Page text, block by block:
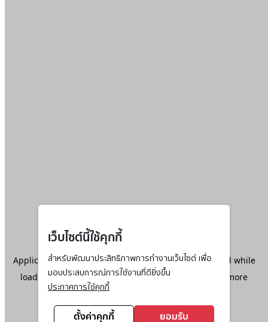
เว็บไซต์นี้ใช้คุกกี้
สำหรับพัฒนาประสิทธิภาพการทำงานเว็บไซต์ เพื่อ
มอบประสบการณ์การใช้งานที่ดียิ่งขึ้น
ประกาศการใช้คุกกี้
ตั้งค่าคุกกี้ ยอมรับ
Application error: aclient-side exception has occurred while
loadingwww.ktc.co.th(see the browser console
for more
information).